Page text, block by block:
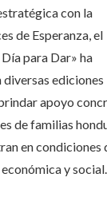
con la
de Esperanza, el
Día para Dar» ha
diversas ediciones
apoyo
de familias
en condiciones
y social.